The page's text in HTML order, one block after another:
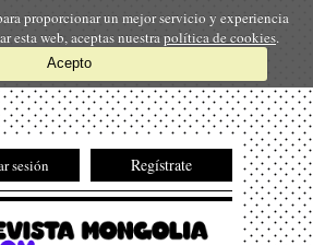
proporcionar un mejor servicio y experiencia
esta web, aceptas nuestra política de cookies.
Acepto
sesión Regístrate